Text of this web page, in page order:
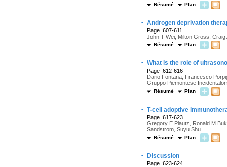
Résumé Plan
· Androgen deprivation
Page :607-611
John T Wei, Milton Gross,
Résumé Plan
· What is the role of
Page :612-616
Dario Fontana, Francesco
Gruppo Piemontese
Résumé Plan
· T-cell adoptive
Page :617-623
Gregory E Plautz, Ronald M
Sandstrom, Suyu Shu
Résumé Plan
· Discussion
Page :623-624